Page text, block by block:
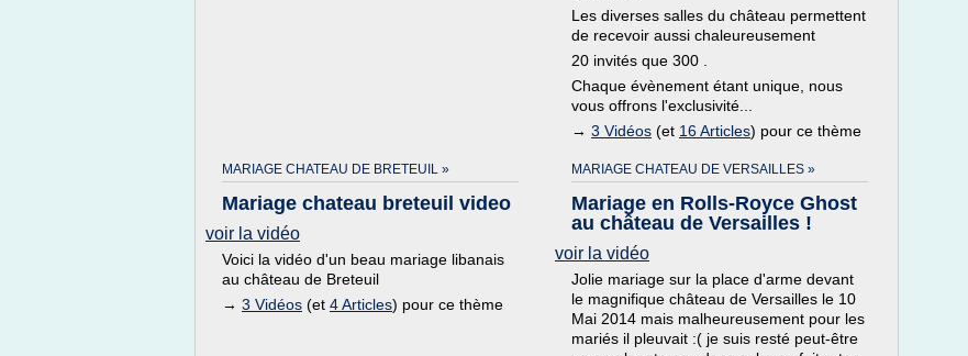
Les diverses salles du château permettent
de recevoir aussi chaleureusement
20 invités que 300 .
Chaque évènement étant unique, nous
vous offrons l'exclusivité...
→ 3 Vidéos (et 16 Articles) pour ce thème
MARIAGE CHATEAU DE BRETEUIL »
Mariage chateau breteuil video
voir la vidéo
Voici la vidéo d'un beau mariage libanais
au château de Breteuil
→ 3 Vidéos (et 4 Articles) pour ce thème
MARIAGE CHATEAU DE VERSAILLES »
Mariage en Rolls-Royce Ghost
au château de Versailles !
voir la vidéo
Jolie mariage sur la place d'arme devant
le magnifique château de Versailles le 10
Mai 2014 mais malheureusement pour les
mariés il pleuvait :( je suis resté peut-être